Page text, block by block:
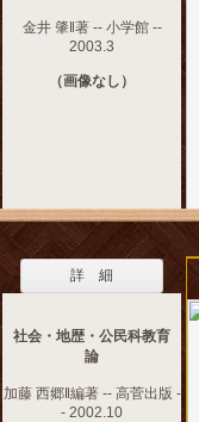
金井 肇‖著 -- 小学館 --
2003.3
（画像なし）
詳 細
社会・地歴・公民科教育
論
加藤 西郷‖編著 -- 高菅出版 -
- 2002.10